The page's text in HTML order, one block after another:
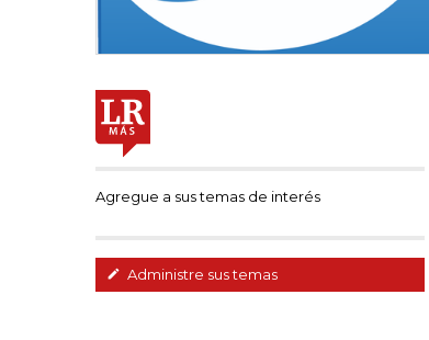
Agregue a sus temas de interés
Administre sus temas